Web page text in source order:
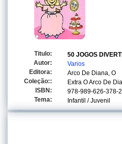
Titulo:
50 JOGOS
Autor:
Varios
Editora:
Arco De Diana, O
Coleção::
Extra O Arco De
ISBN:
978-989-626-378-2
Tema:
Infantil / Juvenil